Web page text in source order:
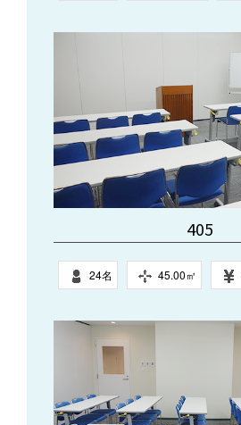
405
24名 45.00㎥